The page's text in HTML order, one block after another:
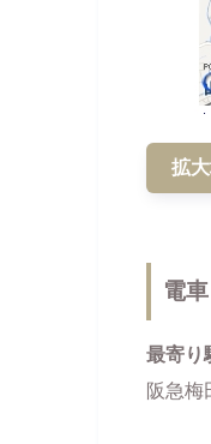
拡
電
最寄り
阪急梅